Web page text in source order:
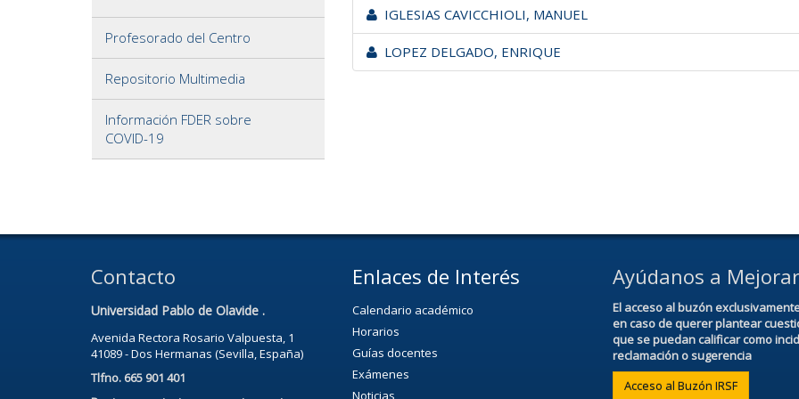
Profesorado del Centro
Repositorio Multimedia
Información FDER sobre
COVID-19
IGLESIAS CAVICCHIOLI, MANUEL
LOPEZ DELGADO, ENRIQUE
Contacto
Universidad Pablo de Olavide .
Avenida Rectora Rosario Valpuesta, 1
41089 - Dos Hermanas (Sevilla, España)
Tlfno. 665 901 401
Enlaces de Interés
Calendario académico
Horarios
Guías docentes
Exámenes
Noticias
Ayúdanos a Mejorar
El acceso al buzón
en caso de querer plantear
que se puedan calificar como
reclamación o sugerencia
Acceso al Buzón IRSF